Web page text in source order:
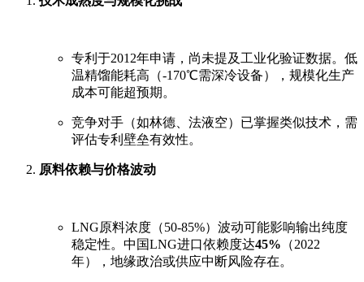
专利于2012年申请，尚未提及工业化验证数据。低
温精馏能耗高（-170℃需深冷设备），规模化生产
成本可能超预期。
竞争对手（如林德、法液空）已掌握类似技术，需
评估专利壁垒有效性。
原料依赖与价格波动
LNG原料浓度（50-85%）波动可能影响输出纯度
稳定性。中国LNG进口依赖度达45% （2022
年），地缘政治或供应中断风险存在。